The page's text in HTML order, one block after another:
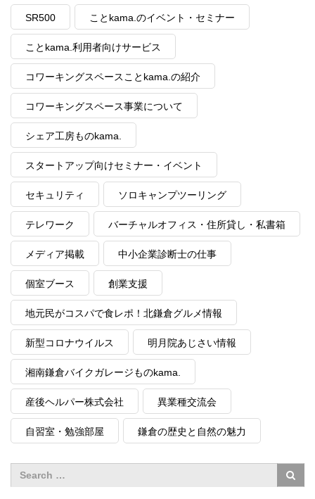
SR500 ことkama.のイベント・セミナー
ことkama.利用者向けサービス
コワーキングスペースことkama.の紹介
コワーキングスペース事業について
シェア工房ものkama.
スタートアップ向けセミナー・イベント
セキュリティ ソロキャンプツーリング
テレワーク バーチャルオフィス・住所貸し・私書箱
メディア掲載 中小企業診断士の仕事
個室ブース 創業支援
地元民がコスパで食レポ！北鎌倉グルメ情報
新型コロナウイルス 明月院あじさい情報
湘南鎌倉バイクガレージものkama.
産後ヘルパー株式会社 異業種交流会
自習室・勉強部屋 鎌倉の歴史と自然の魅力